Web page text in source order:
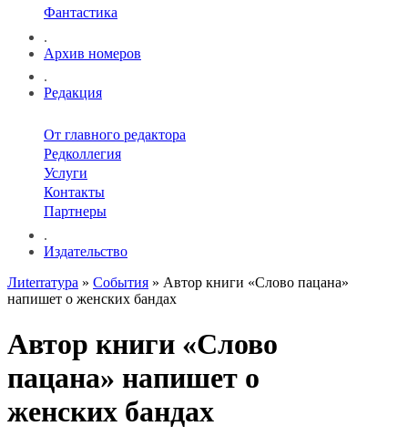
Фантастика
.
Архив номеров
.
Редакция
От главного редактора
Редколлегия
Услуги
Контакты
Партнеры
.
Издательство
Лиterraтура » События » Автор книги «Слово пацана»
напишет о женских бандах
Автор книги «Слово
пацана» напишет о
женских бандах